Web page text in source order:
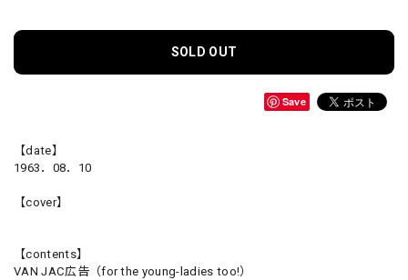
SOLD OUT
Save
【date】
1963．08．10
【cover】
【contents】
VAN JAC広告（for the young-ladies too!）